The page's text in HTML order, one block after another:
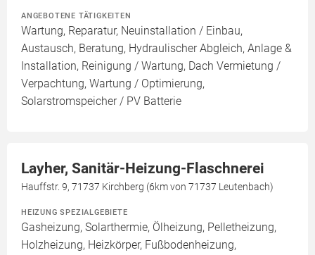
ANGEBOTENE TÄTIGKEITEN
Wartung, Reparatur, Neuinstallation / Einbau,
Austausch, Beratung, Hydraulischer Abgleich, Anlage &
Installation, Reinigung / Wartung, Dach Vermietung /
Verpachtung, Wartung / Optimierung,
Solarstromspeicher / PV Batterie
Layher, Sanitär-Heizung-Flaschnerei
Hauffstr. 9, 71737 Kirchberg (6km von 71737 Leutenbach)
HEIZUNG SPEZIALGEBIETE
Gasheizung, Solarthermie, Ölheizung, Pelletheizung,
Holzheizung, Heizkörper, Fußbodenheizung,